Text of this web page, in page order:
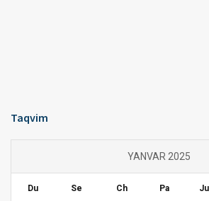
Taqvim
YANVAR 2025
Du Se Ch Pa Ju